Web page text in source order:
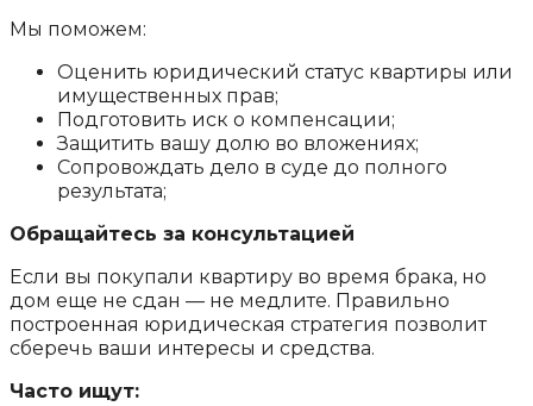
Мы поможем:
Оценить юридический статус квартиры или
имущественных прав;
Подготовить иск о компенсации;
Защитить вашу долю во вложениях;
Сопровождать дело в суде до полного
результата;
Обращайтесь за консультацией
Если вы покупали квартиру во время брака, но
дом еще не сдан — не медлите. Правильно
построенная юридическая стратегия позволит
сберечь ваши интересы и средства.
Часто ищут: